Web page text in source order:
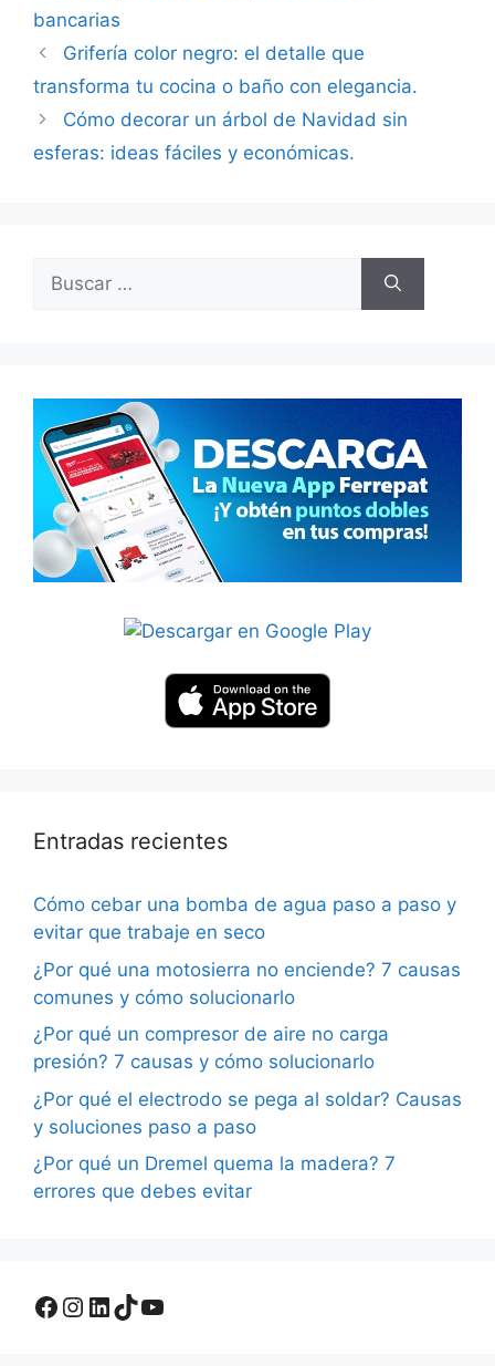
bancarias
Grifería color negro: el detalle que
transforma tu cocina o baño con elegancia.
Cómo decorar un árbol de Navidad sin
esferas: ideas fáciles y económicas.
Buscar:
Entradas recientes
Cómo cebar una bomba de agua paso a paso y
evitar que trabaje en seco
¿Por qué una motosierra no enciende? 7 causas
comunes y cómo solucionarlo
¿Por qué un compresor de aire no carga
presión? 7 causas y cómo solucionarlo
¿Por qué el electrodo se pega al soldar? Causas
y soluciones paso a paso
¿Por qué un Dremel quema la madera? 7
errores que debes evitar
Facebook
Instagram
LinkedIn
TikTok
YouTube